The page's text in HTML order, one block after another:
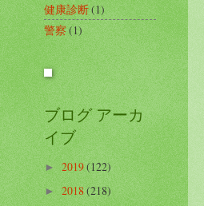
健康診断(1)
警察(1)
ブログ アーカ
イブ
►2019(122)
► 2018(218)